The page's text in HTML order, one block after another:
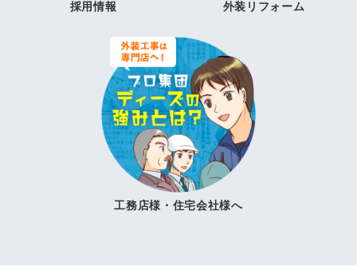
採用情報 外装リフォーム
工務店様・住宅会社様へ